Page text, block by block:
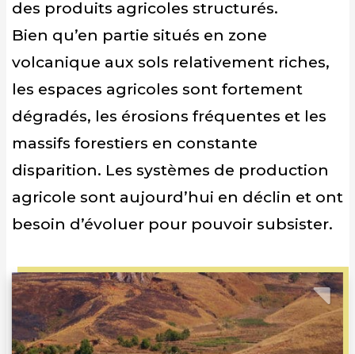
Previous
des produits agricoles structurés.
Bien qu’en partie situés en zone
volcanique aux sols relativement riches,
les espaces agricoles sont fortement
dégradés, les érosions fréquentes et les
massifs forestiers en constante
disparition. Les systèmes de production
agricole sont aujourd’hui en déclin et ont
besoin d’évoluer pour pouvoir subsister.